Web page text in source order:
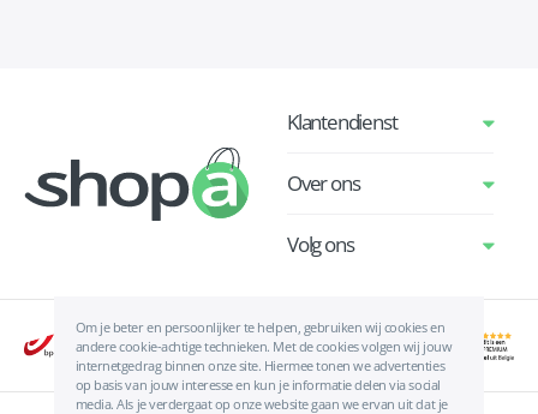
Om je beter en persoonlijker te helpen, gebruiken wij cookies en
andere cookie-achtige technieken. Met de cookies volgen wij jouw
internetgedrag binnen onze site. Hiermee tonen we advertenties
op basis van jouw interesse en kun je informatie delen via social
media. Als je verdergaat op onze website gaan we ervan uit dat je
Klantendienst
Over ons
Volg ons